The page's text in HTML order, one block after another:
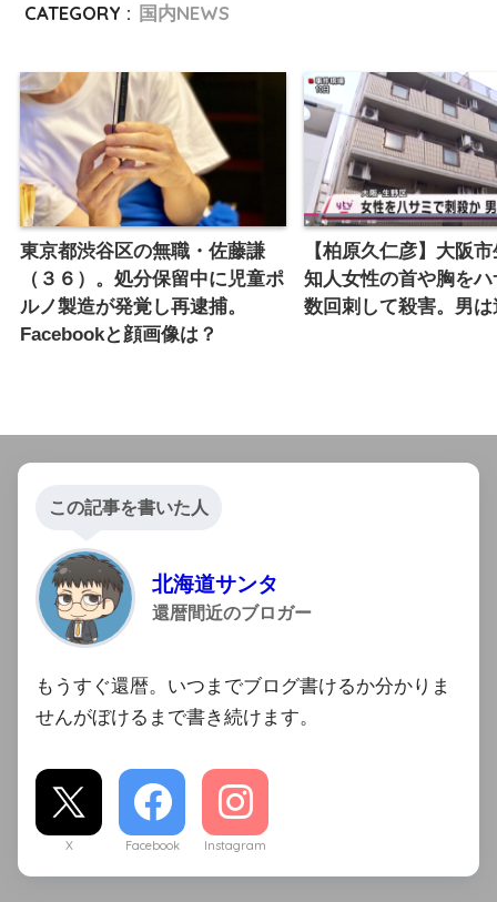
CATEGORY : 国内NEWS
東京都渋谷区の無職・佐藤謙
（３６）。処分保留中に児童ポ
ルノ製造が発覚し再逮捕。
Facebookと顔画像は？
【柏原久仁彦】大阪
知人女性の首や胸を
数回刺して殺害。男は
この記事を書いた人
北海道サンタ
還暦間近のブロガー
もうすぐ還暦。いつまでブログ書けるか分かりま
せんがぼけるまで書き続けます。
X Facebook Instagram